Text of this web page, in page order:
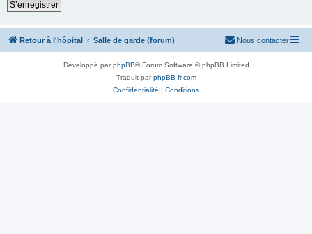
S’enregistrer
Retour à l'hôpital Salle de garde (forum) Nous contacter
Développé parphpBB® Forum Software © phpBB Limited
Traduit parphpBB-fr.com
Confidentialité | Conditions